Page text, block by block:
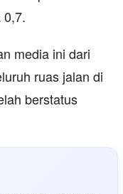
0,7.
media ini dari
ruas jalan di
berstatus